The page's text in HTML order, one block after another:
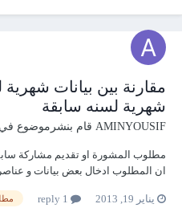
مقارنة بين بيانات شهرية
شهرية لسنه سابقة
AMINYOUSIF قام بنشرموضوع في
مطلوب المشورة او تقديم مشاركة
ان المطلوب ادخال بعض بيانات و
يناير 19, 2013